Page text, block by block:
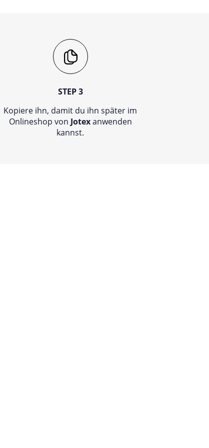
STEP 3
Kopiere ihn, damit du ihn später im
Onlineshop von Jotexanwenden
kannst.